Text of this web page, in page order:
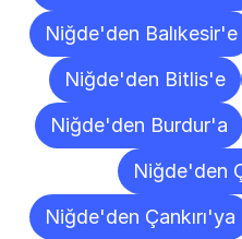
Niğde'den Balıkesir'e
Niğde'den Bitlis'e
Niğde'den Burdur'a
Niğde'den
Niğde'den Çankırı'ya